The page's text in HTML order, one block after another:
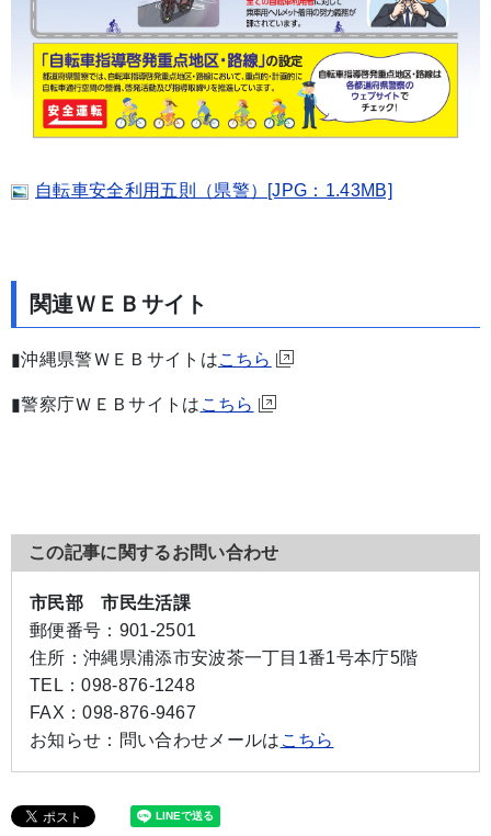
自転車安全利用五則（県警）[JPG：1.43MB]
関連ＷＥＢサイト
▮沖縄県警ＷＥＢサイトはこちら
▮警察庁ＷＥＢサイトは こちら
この記事に関するお問い合わせ
市民部 市民生活課
郵便番号： 901-2501
住所： 沖縄県浦添市安波茶一丁目1番1号本庁5階
TEL：098-876-1248
FAX：098-876-9467
お知らせ： 問い合わせメールは こちら